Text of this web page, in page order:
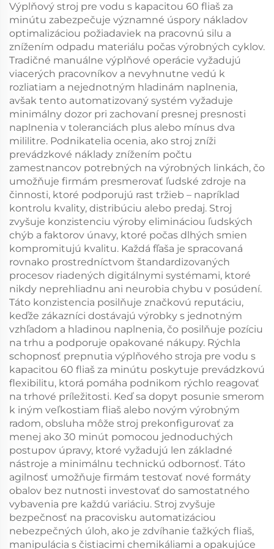
Výplňový stroj pre vodu s kapacitou 60 fliaš za
minútu zabezpečuje významné úspory nákladov
optimalizáciou požiadaviek na pracovnú silu a
znížením odpadu materiálu počas výrobných cyklov.
Tradičné manuálne výplňové operácie vyžadujú
viacerých pracovníkov a nevyhnutne vedú k
rozliatiam a nejednotným hladinám naplnenia,
avšak tento automatizovaný systém vyžaduje
minimálny dozor pri zachovaní presnej presnosti
naplnenia v toleranciách plus alebo mínus dva
mililitre. Podnikatelia ocenia, ako stroj zníži
prevádzkové náklady znížením počtu
zamestnancov potrebných na výrobných linkách, čo
umožňuje firmám presmerovať ľudské zdroje na
činnosti, ktoré podporujú rast tržieb – napríklad
kontrolu kvality, distribúciu alebo predaj. Stroj
zvyšuje konzistenciu výroby elimináciou ľudských
chýb a faktorov únavy, ktoré počas dlhých smien
kompromitujú kvalitu. Každá fľaša je spracovaná
rovnako prostredníctvom štandardizovaných
procesov riadených digitálnymi systémami, ktoré
nikdy neprehliadnu ani neurobia chybu v posúdení.
Táto konzistencia posilňuje značkovú reputáciu,
keďže zákazníci dostávajú výrobky s jednotným
vzhľadom a hladinou naplnenia, čo posilňuje pozíciu
na trhu a podporuje opakované nákupy. Rýchla
schopnosť prepnutia výplňového stroja pre vodu s
kapacitou 60 fliaš za minútu poskytuje prevádzkovú
flexibilitu, ktorá pomáha podnikom rýchlo reagovať
na trhové príležitosti. Keď sa dopyt posunie smerom
k iným veľkostiam fliaš alebo novým výrobným
radom, obsluha môže stroj prekonfigurovať za
menej ako 30 minút pomocou jednoduchých
postupov úpravy, ktoré vyžadujú len základné
nástroje a minimálnu technickú odbornosť. Táto
agilnosť umožňuje firmám testovať nové formáty
obalov bez nutnosti investovať do samostatného
vybavenia pre každú variáciu. Stroj zvyšuje
bezpečnosť na pracovisku automatizáciou
nebezpečných úloh, ako je zdvíhanie ťažkých fliaš,
manipulácia s čistiacimi chemikáliami a opakujúce